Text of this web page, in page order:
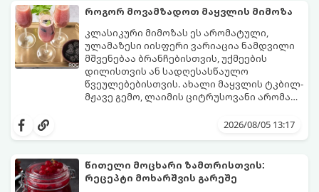
შეწვისას ფორმა იდეალურად შეინარჩუნოს
და არ დაიშალოს.
მომზადების დრო: 20 წუთი (დამატებით
მუხუდოს ჩალბობის დრო: 12-24 საათი)
შეწვის დრო: 10–15 წუთი ულუფა: 20–24 ცალი
ბურთულა (4–6 პორცია)
როგორ მოვამზადოთ მაყვლის მიმოზა
კლასიკური მიმოზას ეს არომატული,
ულამაზესი იისფერი ვარიაცია ნამდვილი
მშვენებაა ბრანჩებისთვის, უქმეების
დილისთვის ან სადღესასწაულო
წვეულებებისთვის. ახალი მაყვლის ტკბილ-
მჟავე გემო, ლაიმის ციტრუსოვანი არომატი
საოცრად დახვეწილ და მაგრილებელ
და მის მომზადებას მინიმალური
პორცია
2026/08/05 13:17
წითელი მოცხარი ზამთრისთვის:
რეცეპტი მოხარშვის გარეშე